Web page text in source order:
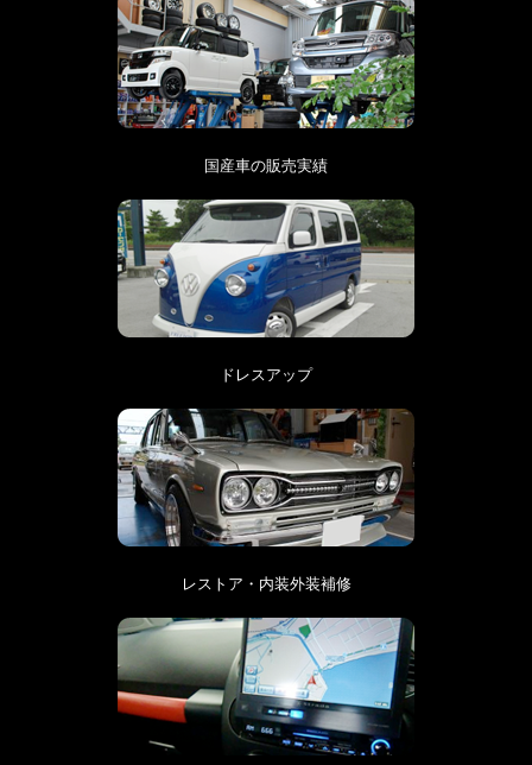
国産車の販売実績
ドレスアップ
レストア・内装外装補修